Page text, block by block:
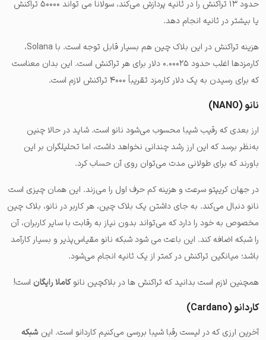
حدود ۱۳ تراکنش را در ثانیه پردازش می‌کند، سولانا می تواند ۵۰۰۰۰ تراکنش
یا بیشتر در ثانیه انجام دهد.
هزینه تراکنش در این بلاک چین هم بسیار قابل توجه است. با Solana،
کارمزدها اغلب حدود ۰.۰۰۰۲۵ دلار برای هر تراکنش است. این بدان معناست
که برای رسیدن به یک دلار کارمزد تقریباً ۴۰۰۰ تراکنش لازم است.
نانو (NANO)
ارز بعدی که رقیب شیبا محسوب می‌شود نانو است. شاید در حالا چنین
به‌نظر برسد که این ارز رشد چندانی نخواهد داشت، اما تحلیلگران بر این
باورند که برای طولانی مدت می‌توان روی آن حساب کرد.
در جهان کریپتو سرعت و هزینه کم حرف اول را می‌زند. این همان چیزی است
نانو دنبال می‌کند. به جای داشتن یک بلاک چین، هر کاربر در نانو، بلاک چین
مخصوص به خود را دارد که می‌تواند بدون نیاز به رقابت با سایر کاربران، آن
را شبکه اضافه کند. این باعث می شود شبکه نانو مقیاس‌پذیر و بسیار کارآمد
باشد؛ میانگین تراکنش در کمتر از یک ثانیه انجام می‌شود.
همچنین لازم است بدانید که تراکنش ها در بلاکچین نانوکاملا رایگان است!
کاردانو (Cardano)
آخرین ارزی که در لیست رقبا شیبا بررسی می‌کنیم کاردانو است. این شبکه